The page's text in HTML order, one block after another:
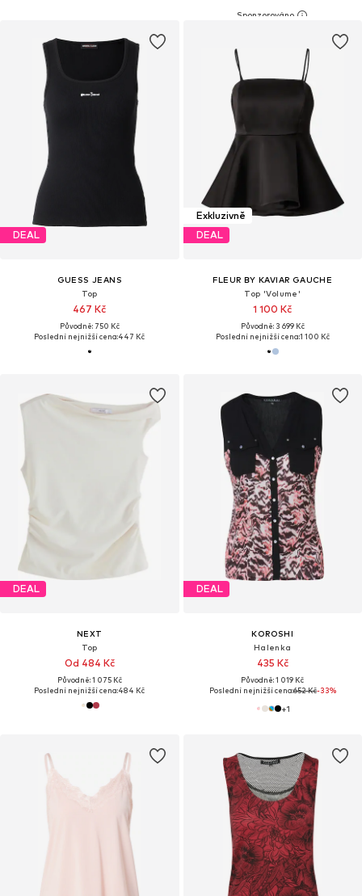
DEAL
GUESS JEANS
Top
467 Kč
Původně: 750 Kč
Poslední nejnižší cena:447 Kč
Exkluzivně
DEAL
FLEUR BY KAVIAR GAUCHE
Top 'Volume'
1 100 Kč
Původně: 3 699 Kč
Poslední nejnižší cena:1 100 Kč
DEAL
NEXT
Top
Od 484 Kč
Původně: 1 075 Kč
Poslední nejnižší cena:484 Kč
DEAL
KOROSHI
Halenka
435 Kč
Původně: 1 019 Kč
Poslední nejnižší cena:652 Kč-33%
+1